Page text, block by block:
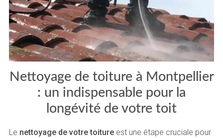
Nettoyage de toiture à Montpellier
: un indispensable pour la
longévité de votre toit
Le nettoyage de votre toitureest une étape cruciale pour